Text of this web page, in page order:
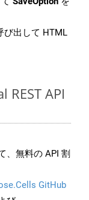
び出して HTML
REST API
、無料の API 割
GitHub